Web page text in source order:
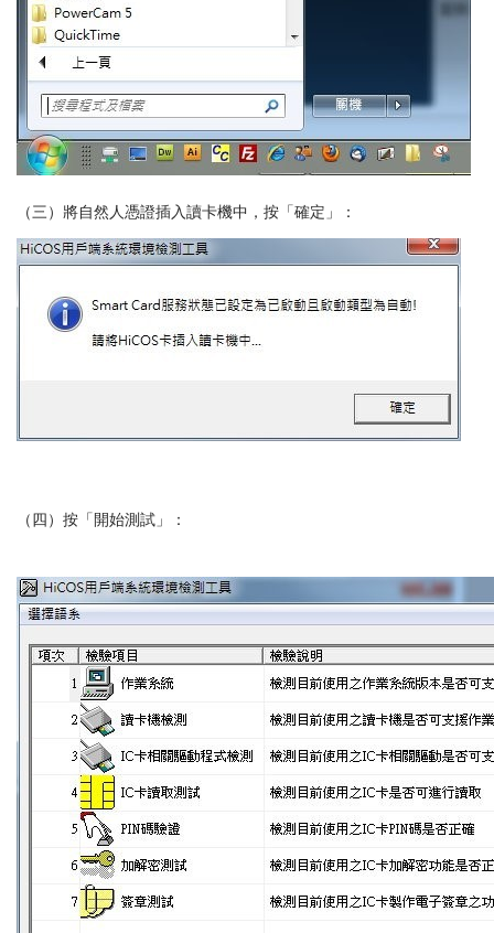
（三）將自然人憑證插入讀卡機中，按「確定」：
（四）按「開始測試」：